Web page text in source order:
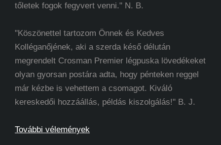
tőletek fogok fegyvert venni." N. B.
"Köszönettel tartozom Önnek és Kedves
Kolléganőjének, aki a szerda késő délután
megrendelt Crosman Premier légpuska lövedékeket
olyan gyorsan postára adta, hogy pénteken reggel
már kézbe is vehettem a csomagot. Kiváló
kereskedői hozzáállás, példás kiszolgálás!" B. J.
További vélemények